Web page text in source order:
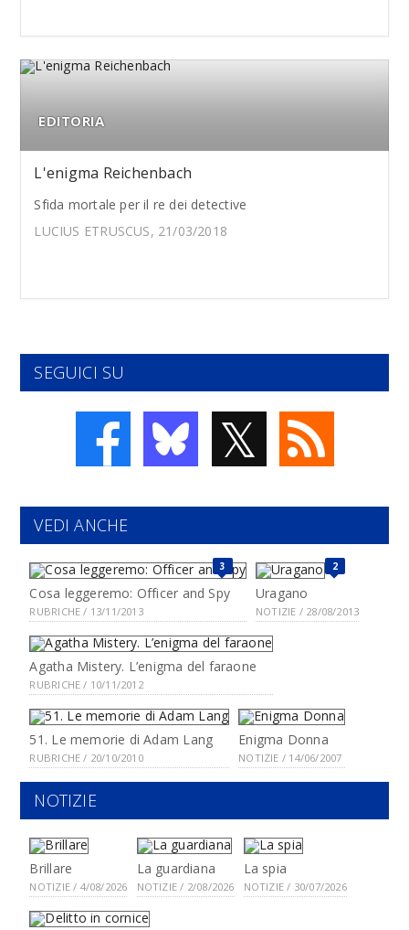
EDITORIA
L'enigma Reichenbach
Sfida mortale per il re dei detective
LUCIUS ETRUSCUS, 21/03/2018
SEGUICI SU
𝕏
VEDI ANCHE
3
Cosa leggeremo: Officer and Spy
RUBRICHE / 13/11/2013
2
Uragano
NOTIZIE / 28/08/2013
Agatha Mistery. L’enigma del faraone
RUBRICHE / 10/11/2012
51. Le memorie di Adam Lang
RUBRICHE / 20/10/2010
Enigma Donna
NOTIZIE / 14/06/2007
NOTIZIE
Brillare
NOTIZIE / 4/08/2026
La guardiana
NOTIZIE / 2/08/2026
La spia
NOTIZIE / 30/07/2026